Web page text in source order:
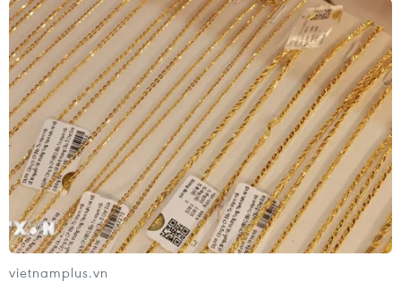
(TTXVN/Vietnam+)
vietnamplus.vn